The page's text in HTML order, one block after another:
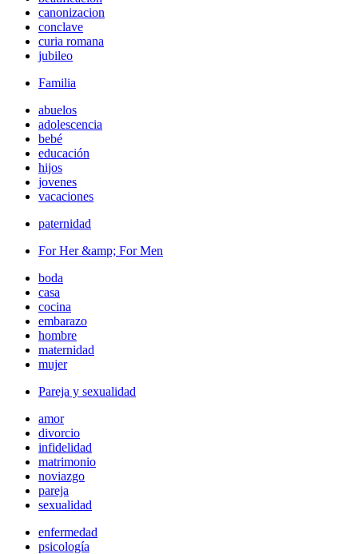
canonizacion
conclave
curia romana
jubileo
Familia
abuelos
adolescencia
bebé
educación
hijos
jovenes
vacaciones
paternidad
For Her &amp; For Men
boda
casa
cocina
embarazo
hombre
maternidad
mujer
Pareja y sexualidad
amor
divorcio
infidelidad
matrimonio
noviazgo
pareja
sexualidad
enfermedad
psicología